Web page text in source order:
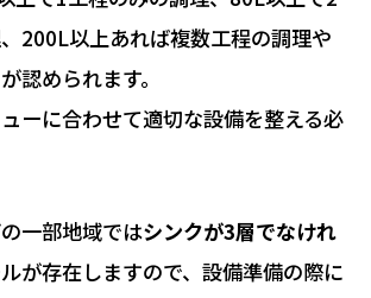
200L以上あれば複数工程の調理や
認められます。
ーに合わせて適切な設備を整える必
一部地域ではシンクが3層でなけれ
が存在しますので、設備準備の際に